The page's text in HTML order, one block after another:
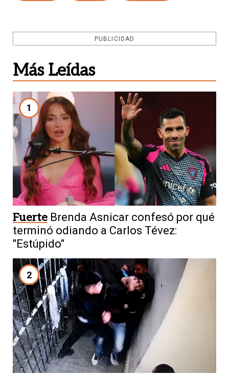
PUBLICIDAD
Más Leídas
1
Fuerte Brenda Asnicar confesó por qué
terminó odiando a Carlos Tévez:
"Estúpido"
2